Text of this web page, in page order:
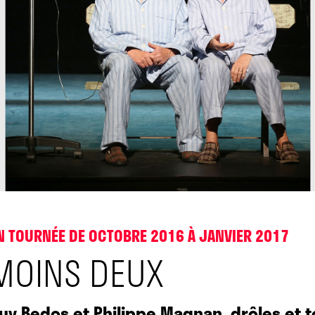
TOURNÉE DE OCTOBRE 2016 À JANVIER 2017
DEUX